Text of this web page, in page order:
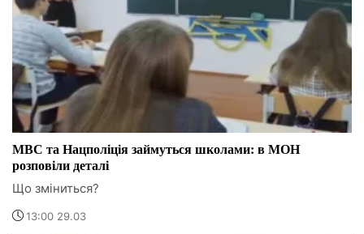
МВС та Нацполіція займуться школами: в МОН
розповіли деталі
Що зміниться?
13:00 29.03